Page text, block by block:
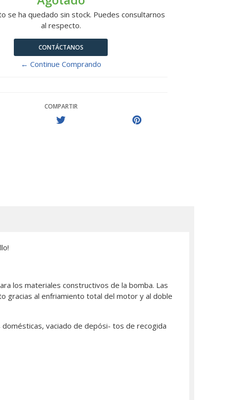
se ha quedado sin stock. Puedes consultarnos
al respecto.
CONTÁCTANOS
← Continue Comprando
COMPARTIR
los materiales constructivos de la bomba. Las
gracias al enfriamiento total del motor y al doble
vaciado de depósi- tos de recogida